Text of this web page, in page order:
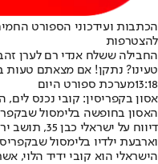
הכתבות ועידכוני הספורט
להצטרפות
החבילה ששלח אנדי רם לערן
טעינו? נתקן! אם מצאתם
13:18מערכת ספורט היום
אסון בקפריסין: קובי נכנס
האסון בחופשה בלימסול
דיווח על
וארבעת ילדיו בלימסול
הישראלי הוא קובי ידיד הלוי,